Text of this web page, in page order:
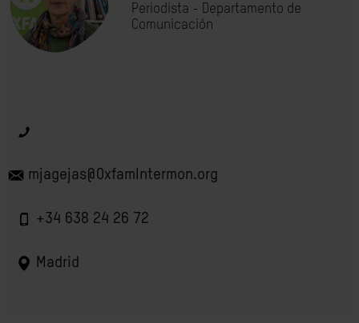
Periodista - Departamento de
Comunicación
mjagejas@OxfamIntermon.org
+34 638 24 26 72
Madrid